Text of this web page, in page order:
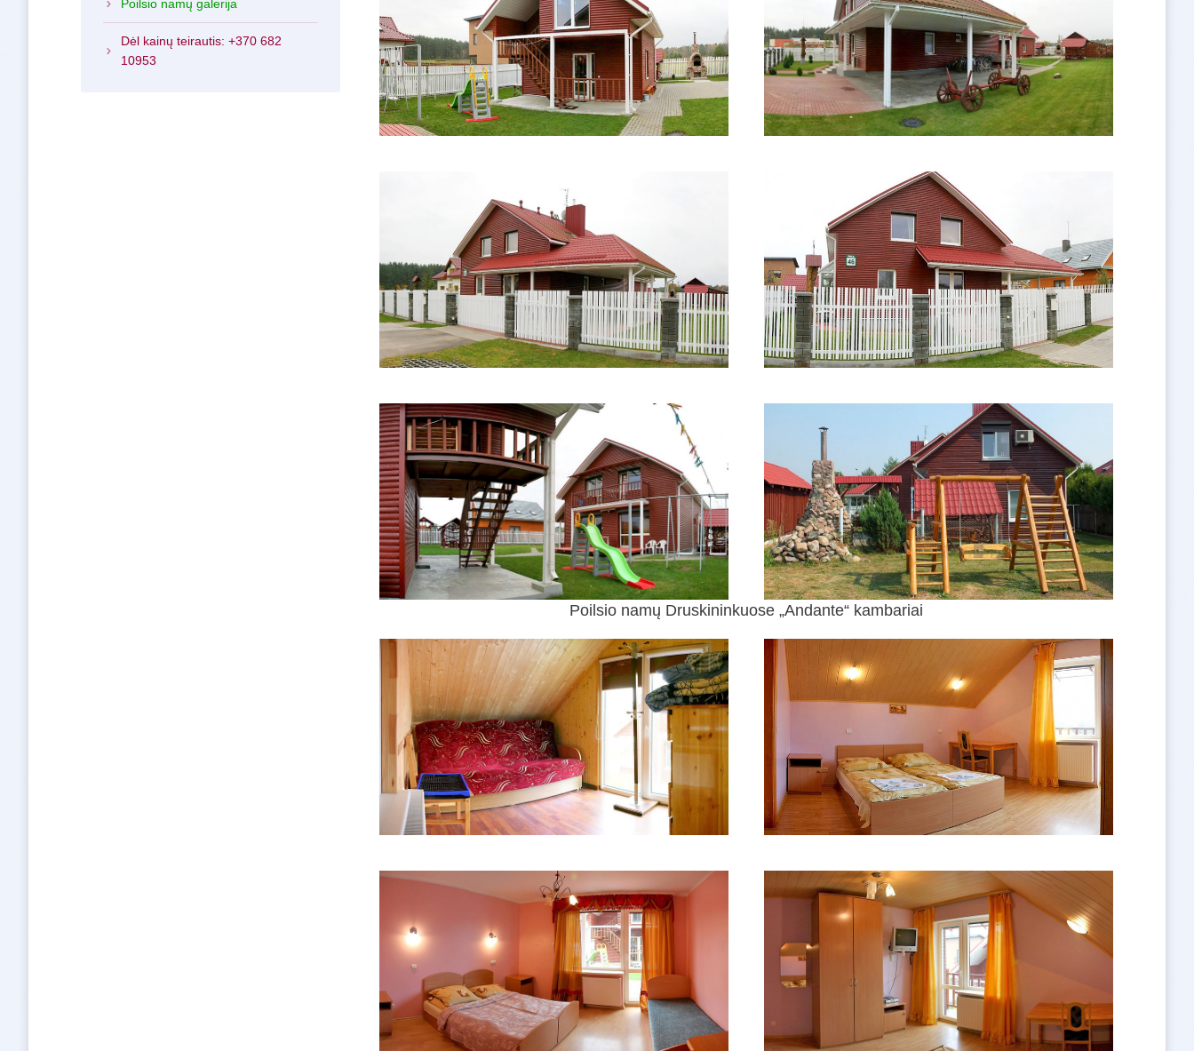
Poilsio namų Druskininkuose „Andante“ kambariai
Poilsio namų galerija
Dėl kainų teirautis: +370 682
10953